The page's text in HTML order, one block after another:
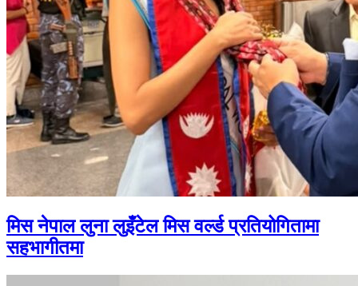
मिस नेपाल लुना लुइँटेल मिस वर्ल्ड प्रतियोगितामा
सहभागीतमा